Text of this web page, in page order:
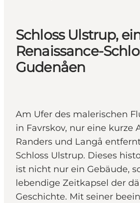
Schloss Ulstrup,
Renaissance-
Gudenåen
Am Ufer des malerischen
in Favrskov, nur eine kurze
Randers und Langå
Schloss Ulstrup. Dieses
ist nicht nur ein Gebäude,
lebendige Zeitkapsel der
Geschichte. Mit seiner